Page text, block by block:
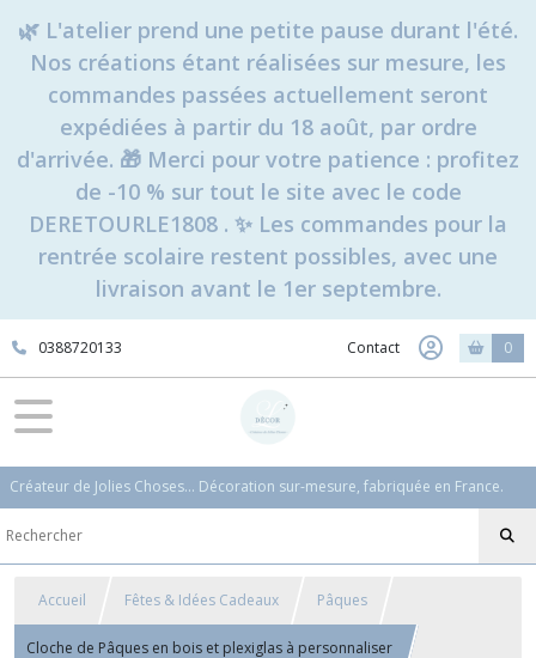
🌿 L'atelier prend une petite pause durant l'été.
Nos créations étant réalisées sur mesure, les
commandes passées actuellement seront
expédiées à partir du 18 août, par ordre
d'arrivée. 🎁 Merci pour votre patience : profitez
de -10 % sur tout le site avec le code
DERETOURLE1808 . ✨ Les commandes pour la
rentrée scolaire restent possibles, avec une
livraison avant le 1er septembre.
0388720133 Contact 0
Créateur de Jolies Choses... Décoration sur-mesure, fabriquée en France.
Accueil Fêtes & Idées Cadeaux Pâques
Cloche de Pâques en bois et plexiglas à personnaliser